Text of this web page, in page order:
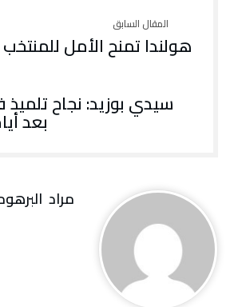
هولندا تمنح الأمل
سيدي بوزيد: نجاح تلميذ
بعد
مراد‭ ‬ البرهومي